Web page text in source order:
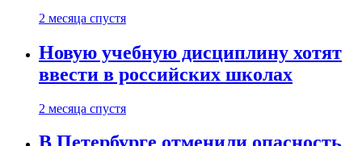
2 месяца спустя
Новую учебную дисциплину хотят
ввести в российских школах
2 месяца спустя